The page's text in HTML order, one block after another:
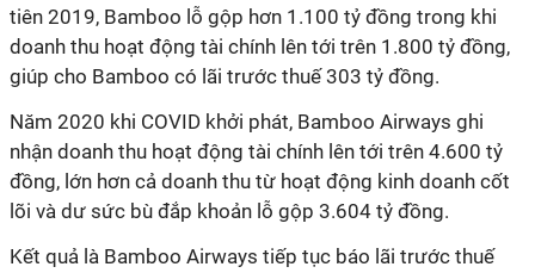
tiên 2019, Bamboo lỗ gộp hơn 1.100 tỷ đồng trong khi
doanh thu hoạt động tài chính lên tới trên 1.800 tỷ đồng,
giúp cho Bamboo có lãi trước thuế 303 tỷ đồng.
Năm 2020 khi COVID khởi phát, Bamboo Airways ghi
nhận doanh thu hoạt động tài chính lên tới trên 4.600 tỷ
đồng, lớn hơn cả doanh thu từ hoạt động kinh doanh cốt
lõi và dư sức bù đắp khoản lỗ gộp 3.604 tỷ đồng.
Kết quả là Bamboo Airways tiếp tục báo lãi trước thuế